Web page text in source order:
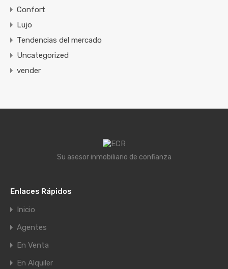
Confort
Lujo
Tendencias del mercado
Uncategorized
vender
Su asesor inmobiliario de confianza
Enlaces Rápidos
Inicio
Agentes
En Venta
En Alquiler